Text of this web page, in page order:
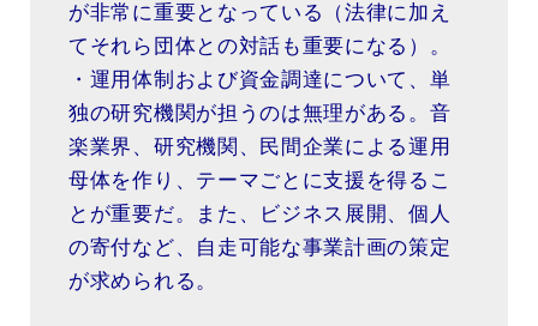
が非常に重要となっている（法律に加え
てそれら団体との対話も重要になる）。
・運用体制および資金調達について、単
独の研究機関が担うのは無理がある。音
楽業界、研究機関、民間企業による運用
母体を作り、テーマごとに支援を得るこ
とが重要だ。また、ビジネス展開、個人
の寄付など、自走可能な事業計画の策定
が求められる。